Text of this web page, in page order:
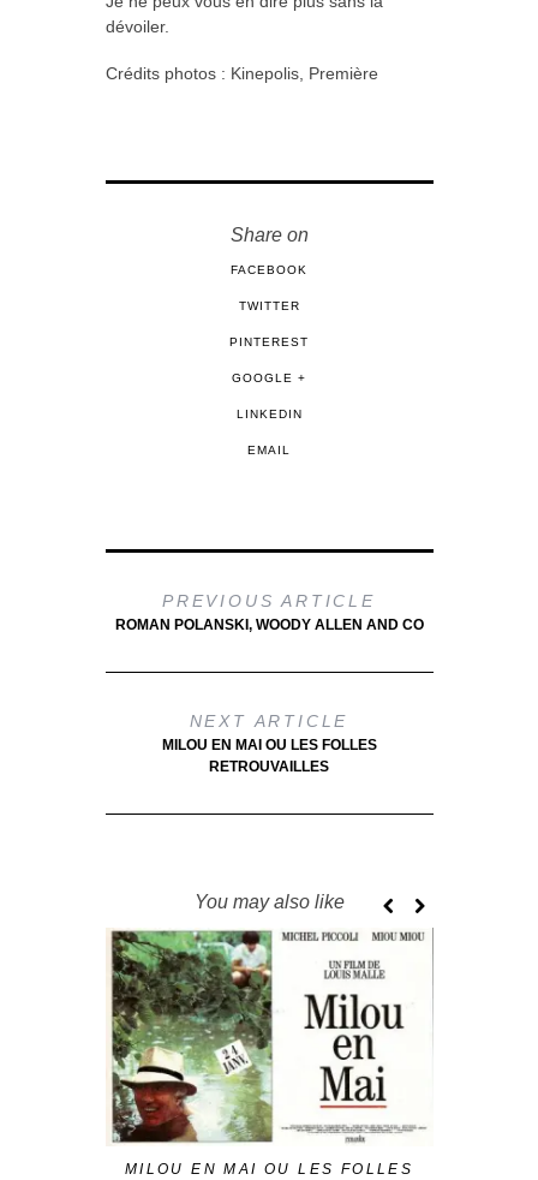
dévoiler.
Crédits photos : Kinepolis, Première
Share on
FACEBOOK
TWITTER
PINTEREST
GOOGLE +
LINKEDIN
EMAIL
PREVIOUS ARTICLE
ROMAN POLANSKI, WOODY ALLEN AND CO
NEXT ARTICLE
MILOU EN MAI OU LES FOLLES
RETROUVAILLES
You may also like
MILOU EN MAI OU LES FOLLES